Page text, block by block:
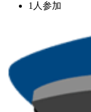
1人参加